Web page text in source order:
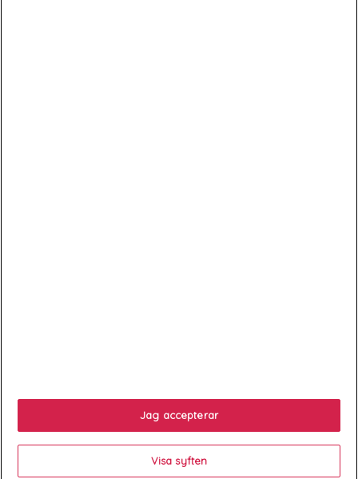
Your account 
Jag accepterar
Visa syften